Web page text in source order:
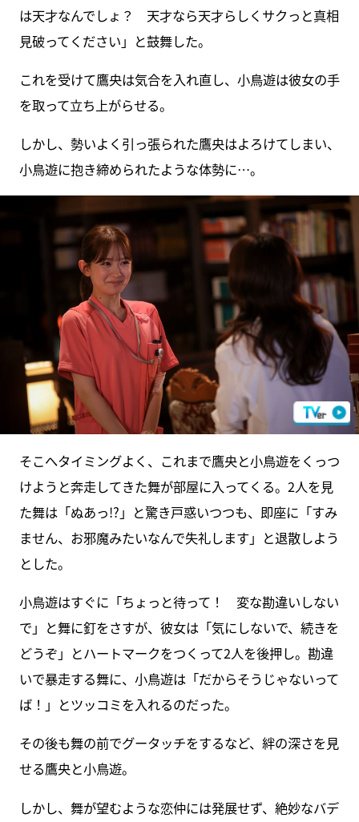
は天才なんでしょ？ 天才なら天才らしくサクっと真相
見破ってください」と鼓舞した。
これを受けて鷹央は気合を入れ直し、小鳥遊は彼女の手
を取って立ち上がらせる。
しかし、勢いよく引っ張られた鷹央はよろけてしまい、
小鳥遊に抱き締められたような体勢に…。
そこへタイミングよく、これまで鷹央と小鳥遊をくっつ
けようと奔走してきた舞が部屋に入ってくる。2人を見
た舞は「ぬあっ!?」と驚き戸惑いつつも、即座に「すみ
ません、お邪魔みたいなんで失礼します」と退散しよう
とした。
小鳥遊はすぐに「ちょっと待って！ 変な勘違いしない
で」と舞に釘をさすが、彼女は「気にしないで、続きを
どうぞ」とハートマークをつくって2人を後押し。勘違
いで暴走する舞に、小鳥遊は「だからそうじゃないって
ば！」とツッコミを入れるのだった。
その後も舞の前でグータッチをするなど、絆の深さを見
せる鷹央と小鳥遊。
しかし、舞が望むような恋仲には発展せず、絶妙なバデ